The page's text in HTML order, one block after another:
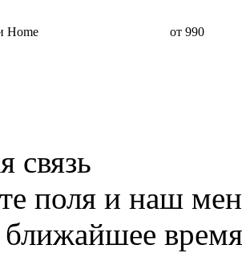
Home от 990
связь
поля и наш
ближайшее время